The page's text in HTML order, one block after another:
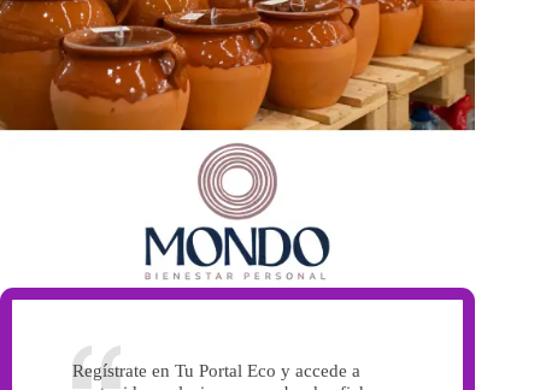
Regístrate en Tu Portal Eco y accede a